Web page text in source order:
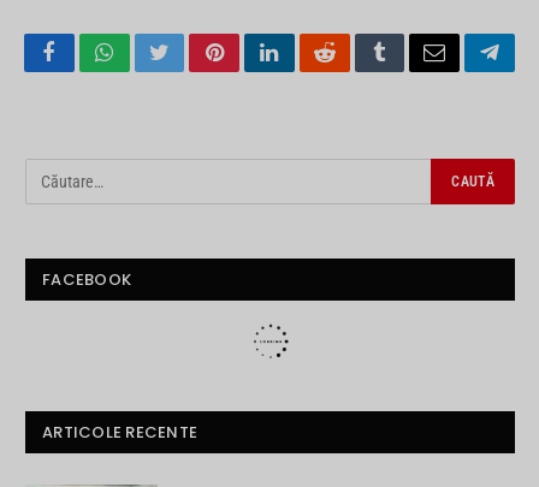
FacebookWhatsApp
TwitterPinterestLinkedInRedditTumblrEmail
FACEBOOK
ARTICOLE RECENTE